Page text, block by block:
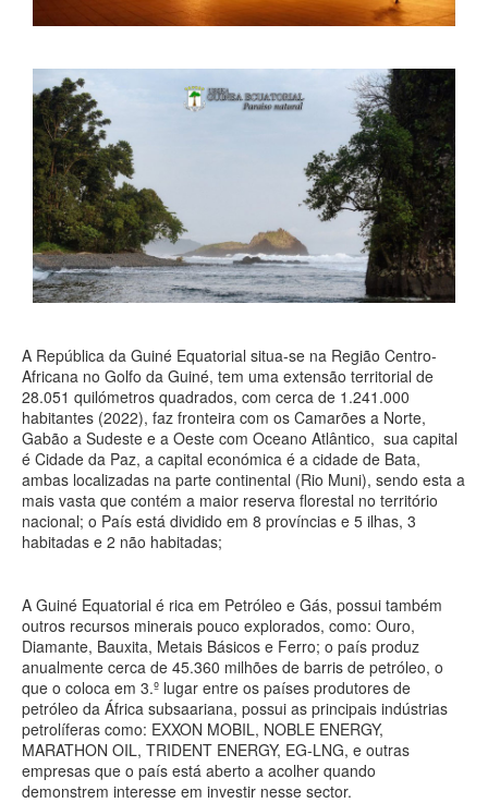
A República da Guiné Equatorial situa-se na Região Centro-
Africana no Golfo da Guiné, tem uma extensão territorial de
28.051 quilómetros quadrados, com cerca de 1.241.000
habitantes (2022), faz fronteira com os Camarões a Norte,
Gabão a Sudeste e a Oeste com Oceano Atlântico, sua capital
é Cidade da Paz, a capital económica é a cidade de Bata,
ambas localizadas na parte continental (Rio Muni), sendo esta a
mais vasta que contém a maior reserva florestal no território
nacional; o País está dividido em 8 províncias e 5 ilhas, 3
habitadas e 2 não habitadas;
A Guiné Equatorial é rica em Petróleo e Gás, possui também
outros recursos minerais pouco explorados, como: Ouro,
Diamante, Bauxita, Metais Básicos e Ferro; o país produz
anualmente cerca de 45.360 milhões de barris de petróleo, o
que o coloca em 3.º lugar entre os países produtores de
petróleo da África subsaariana, possui as principais indústrias
petrolíferas como: EXXON MOBIL, NOBLE ENERGY,
MARATHON OIL, TRIDENT ENERGY, EG-LNG, e outras
empresas que o país está aberto a acolher quando
demonstrem interesse em investir nesse sector.